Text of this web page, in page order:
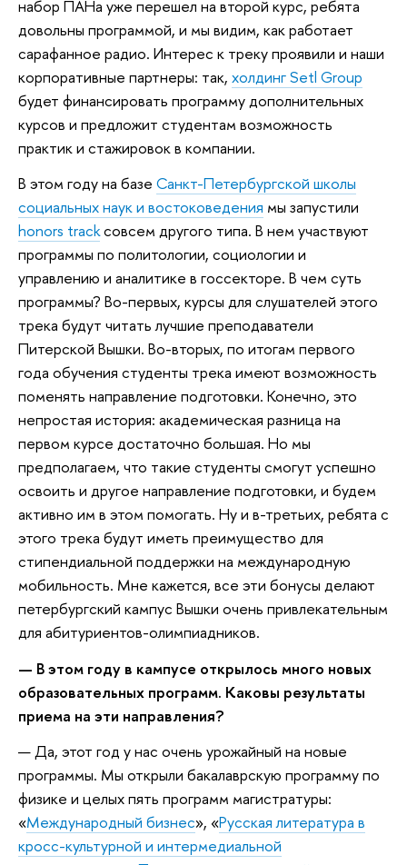
набор ПАНа уже перешел на второй курс, ребята
довольны программой, и мы видим, как работает
сарафанное радио. Интерес к треку проявили и наши
корпоративные партнеры: так, холдинг Setl Group
будет финансировать программу дополнительных
курсов и предложит студентам возможность
практик и стажировок в компании.
В этом году на базе Санкт-Петербургской школы
социальных наук и востоковедения мы запустили
honors trackсовсем другого типа. В нем участвуют
программы по политологии, социологии и
управлению и аналитике в госсекторе. В чем суть
программы? Во-первых, курсы для слушателей этого
трека будут читать лучшие преподаватели
Питерской Вышки. Во-вторых, по итогам первого
года обучения студенты трека имеют возможность
поменять направление подготовки. Конечно, это
непростая история: академическая разница на
первом курсе достаточно большая. Но мы
предполагаем, что такие студенты смогут успешно
освоить и другое направление подготовки, и будем
активно им в этом помогать. Ну и в-третьих, ребята с
этого трека будут иметь преимущество для
стипендиальной поддержки на международную
мобильность. Мне кажется, все эти бонусы делают
петербургский кампус Вышки очень привлекательным
для абитуриентов-олимпиадников.
— В этом году в кампусе открылось много новых
образовательных программ. Каковы результаты
приема на эти направления?
— Да, этот год у нас очень урожайный на новые
программы. Мы открыли бакалаврскую программу по
физике и целых пять программ магистратуры:
«Международный бизнес», «Русская литература в
кросс-культурной и интермедиальной